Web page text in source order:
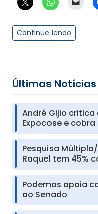
Continue lendo
Últimas Notícias
André Gijio
Expocose e
Pesquisa
Raquel tem 45%
Podemos apoia
ao Senado